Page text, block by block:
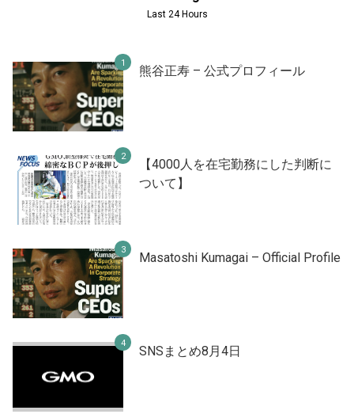
Last 24 Hours
熊谷正寿 – 公式プロフィール
【4000人を在宅勤務にした判断に
ついて】
Masatoshi Kumagai – Official Profile
SNSまとめ8月4日